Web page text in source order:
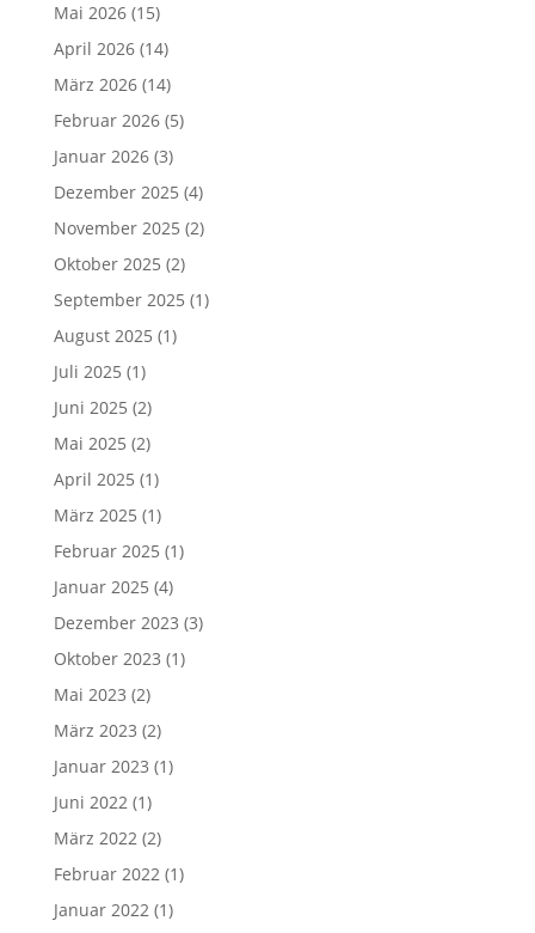
Mai 2026(15)
April 2026(14)
März 2026(14)
Februar 2026(5)
Januar 2026(3)
Dezember 2025 (4)
November 2025 (2)
Oktober 2025 (2)
September 2025 (1)
August 2025 (1)
Juli 2025 (1)
Juni 2025 (2)
Mai 2025 (2)
April 2025 (1)
März 2025 (1)
Februar 2025 (1)
Januar 2025 (4)
Dezember 2023 (3)
Oktober 2023 (1)
Mai 2023 (2)
März 2023 (2)
Januar 2023 (1)
Juni 2022(1)
März 2022(2)
Februar 2022(1)
Januar 2022(1)